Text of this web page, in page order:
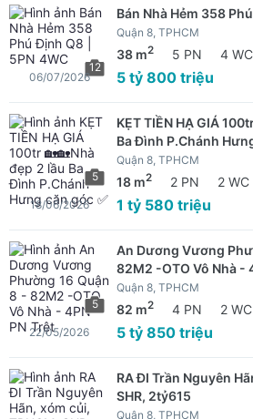
12
Bán Nhà Hẻm 358
Quận 8, TPHCM
38 m2 5 PN 4 WC
5 tỷ 800 triệu
06/07/2026
5
KẸT TIỀN HẠ GIÁ
Ba Đình P.Chánh
Quận 8, TPHCM
18 m2 2 PN 2 WC
1 tỷ 580 triệu
18/06/2026
5
An Dương Vương
82M2 -OTO Vô Nhà -
Quận 8, TPHCM
82 m2 4 PN 2 WC
5 tỷ 850 triệu
22/05/2026
RA ĐI Trần Nguyên
SHR, 2tỷ615
Quận 8, TPHCM